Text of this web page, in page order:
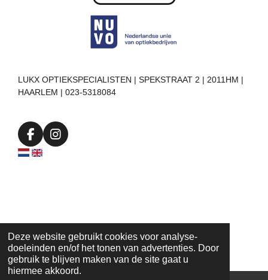
Deze website gebruikt cookies voor analyse-
doeleinden en/of het tonen van advertenties. Door
gebruik te blijven maken van de site gaat u
hiermee akkoord.
LUKX OPTIEKSPECIALISTEN | SPEKSTRAAT 2 | 2011HM |
HAARLEM | 023-5318084
F
a
I